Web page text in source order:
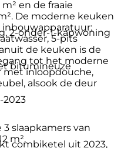
en de fraaie
De moderne keuken
5-pits
de keuken is de
tot het moderne
met inloopdouche,
alsook de deur
slaapkamers van
m².
2-onder-1-kapwoning
bitumineuze
2023
combiketel uit 2023,